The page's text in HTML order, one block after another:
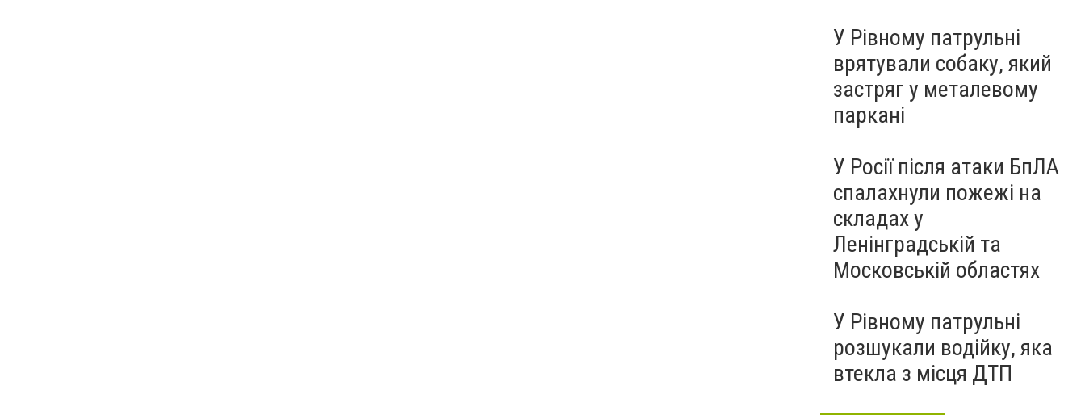
У Рівному патрульні
врятували собаку, який
застряг у металевому
паркані
У Росії після атаки БпЛА
спалахнули пожежі на
складах у
Ленінградській та
Московській областях
У Рівному патрульні
розшукали водійку, яка
втекла з місця ДТП